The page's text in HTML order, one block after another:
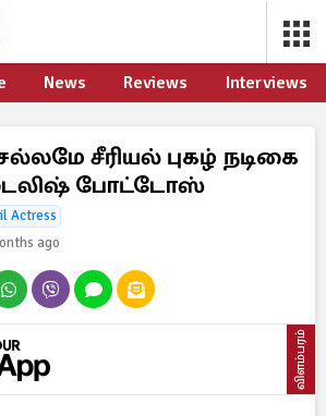
News Reviews Interviews
சீரியல் புகழ் நடிகை
போட்டோஸ்
Actress
ago
விளம்பரம்